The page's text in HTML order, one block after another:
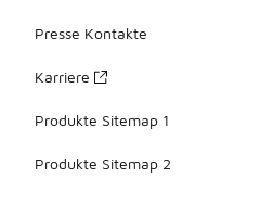
Presse Kontakte
Karriere
Produkte Sitemap 1
Produkte Sitemap 2